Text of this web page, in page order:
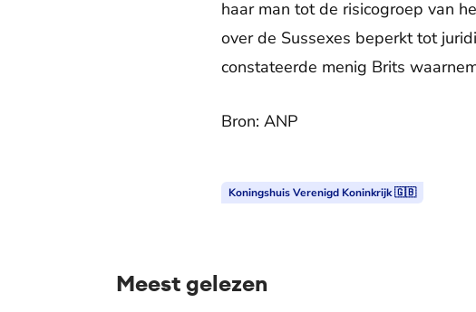
haar man tot de risicogroep van
over de Sussexes beperkt tot
constateerde menig Brits
Bron: ANP
Koningshuis Verenigd Koninkrijk 🇬🇧
Meest gelezen